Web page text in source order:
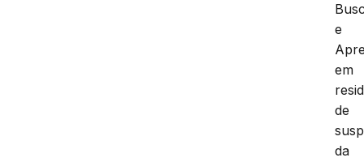
e
em
de
da